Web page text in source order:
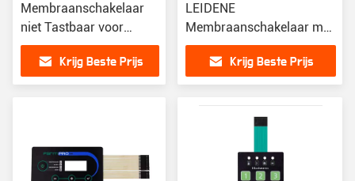
Membraanschakelaar
niet Tastbaar voor
Elektromagnetische
Oven
Krijg Beste Prijs
LEIDENE
Membraanschakelaar met
het Toetsenbord van de
Aanrakingsknoop
Krijg Beste Prijs